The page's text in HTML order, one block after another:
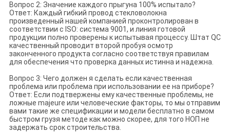
Вопрос 2: Значение каждого прыгуна 100% испытало?
Ответ: Каждый гибкий провод стекловолокна
произведенный нашей компанией проконтролирован в
соответствии с ISO: система 9001, и линия готовой
продукции полно проверены к испытывая процессу. Штат QC
качественный проводит второй пробуя осмотр
законченного продукта согласно соответствуя правилам
для обеспечения что проверка данных истинна и надежна.
Вопрос 3: Чего должен я сделать если качественная
проблема или проблема при использовании ее на приборе?
Ответ: Если подтвержены ему качественные проблемы, не
ложные majeure или человеческие факторы, то мы отправим
вами такие же спецификации и модели бесплатно в самом
быстром грузя методе как можно скорее, для того НОП не
задержать срок строительства.